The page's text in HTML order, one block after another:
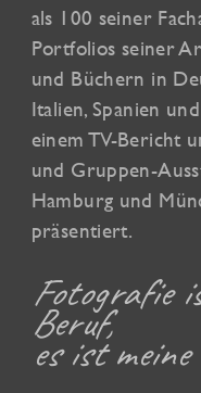
als 100 seiner
Portfolios seiner
und Büchern in
Italien, Spanien
einem TV-Bericht
und Gruppen-
Hamburg und
präsentiert.
Fotografie
Beruf,
es ist